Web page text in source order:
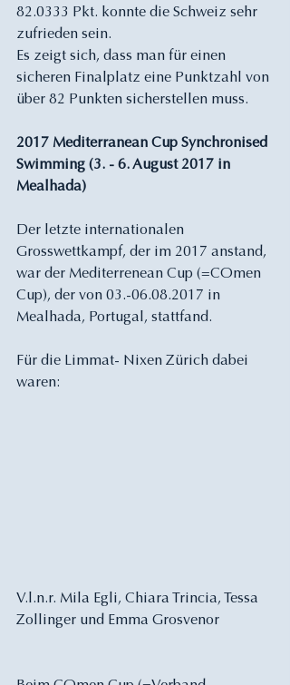
82.0333 Pkt. konnte die Schweiz sehr
zufrieden sein.
Es zeigt sich, dass man für einen
sicheren Finalplatz eine Punktzahl von
über 82 Punkten sicherstellen muss.
2017 Mediterranean Cup Synchronised
Swimming (3. - 6. August 2017 in
Mealhada)
Der letzte internationalen
Grosswettkampf, der im 2017 anstand,
war der Mediterrenean Cup (=COmen
Cup), der von 03.-06.08.2017 in
Mealhada, Portugal, stattfand.
Für die Limmat- Nixen Zürich dabei
waren:
V.l.n.r. Mila Egli, Chiara Trincia, Tessa
Zollinger und Emma Grosvenor